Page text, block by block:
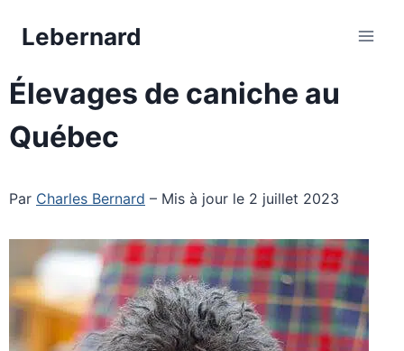
contenu
Lebernard
Élevages de caniche au
Québec
Par Charles Bernard – Mis à jour le 2 juillet 2023